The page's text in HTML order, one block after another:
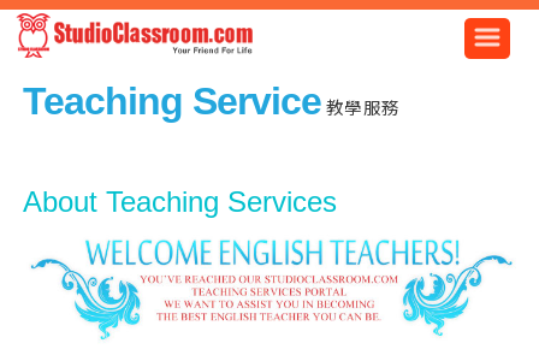
Teaching Service 教學服務
About Teaching Services